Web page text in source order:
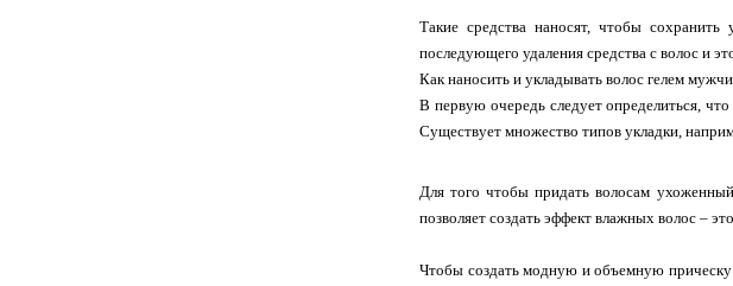
Такие средства наносят, чтобы
последующего удаления средства с волос и
Как наносить и укладывать волос гелем
В первую очередь следует определиться,
Существует множество типов укладки,
Для того чтобы придать волосам
позволяет создать эффект влажных волос –
Чтобы создать модную и объемную прическу